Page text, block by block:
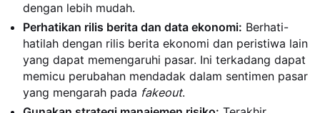
dengan lebih mudah.
Perhatikan rilis berita dan data ekonomi: Berhati-
hatilah dengan rilis berita ekonomi dan peristiwa lain
yang dapat memengaruhi pasar. Ini terkadang dapat
memicu perubahan mendadak dalam sentimen pasar
yang mengarah pada fakeout.